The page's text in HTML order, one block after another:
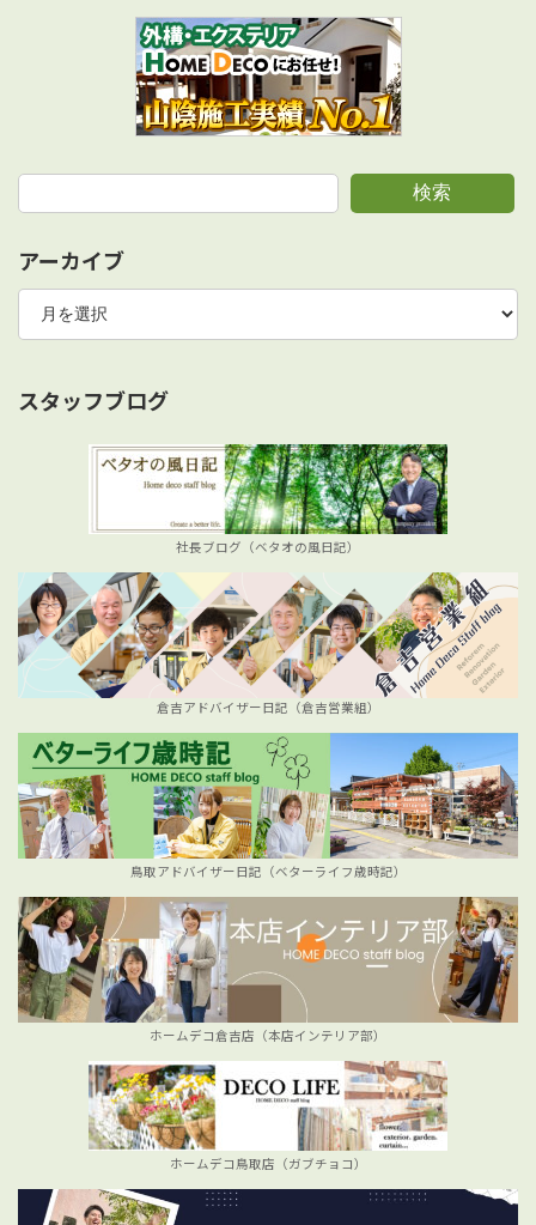
検索
アーカイブ
ア
カ
スタッフブログ
社長ブログ（ベタオの風日記）
倉吉アドバイザー日記（倉吉営業組）
鳥取アドバイザー日記（ベターライフ歳時記）
ホームデコ倉吉店（本店インテリア部）
ホームデコ鳥取店（ガブチョコ）